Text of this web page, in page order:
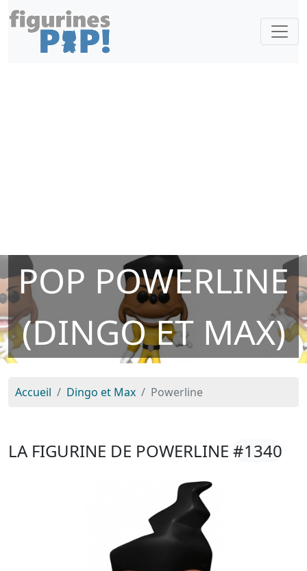
POP POWERLINE
(DINGO ET MAX)
Accueil Dingo et Max Powerline
LA FIGURINE DE POWERLINE #1340